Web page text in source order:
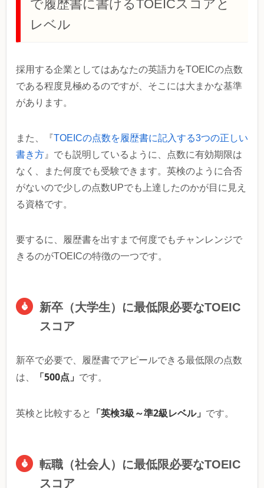
で履歴書に書けるTOEICスコアと
レベル
採用する企業としてはあなたの英語力をTOEICの点数
である程度見極めるのですが、そこには大まかな基準
があります。
また、『TOEICの点数を履歴書に記入する3つの正しい
書き方 』でも説明しているように、点数に有効期限は
なく、また何度でも受験できます。英検のように合否
がないので少しの点数UPでも上達したのかが目に見え
る資格です。
要するに、履歴書を出すまで何度でもチャンレンジで
きるのがTOEICの特徴の一つです。
新卒（大学生）に最低限必要なTOEIC
スコア
新卒で必要で、履歴書でアピールできる最低限の点数
は、
「500点」 です。
英検と比較すると 「英検3級～準2級レベル」 です。
転職（社会人）に最低限必要なTOEIC
スコア